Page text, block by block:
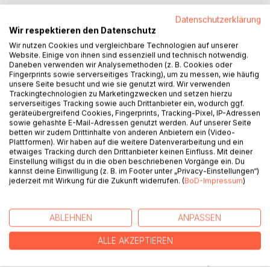
Irland um 1850. Victoria (Vicky) Westlake lebt mit ihrer
Familie in relativer Armut in dem kleinen irischen Dort
O'Learys Lake. Bis Vicky eines Tages das Rennpferd "Red
Goldspur" erbt. Der junge, schwer misshandelte Hengst
fasst rasch Vertrauen zu ihr und dem Rennpferdetrainer
John Kelly, der auch Vickys heimlicher Schwarm ist. Er
gewinnt Rennen um Rennen und wird zum gefeierten "Big
Red".
Aber es gibt auch Menschen, die den Kellys Böses wollen
und schon bald müssen Vicky und "Big Red" ihren ganzen
Mut im "Rennen des Jahrhunderts" beweisen.
Und das gegen einen nahezu unschlagbaren Gegner: Big
Wird es Vicky gelingen, John Kelly und seine Familie vor
dem Untergang zu bewahren und ihre große Liebe zu
retten?
Datenschutzerklärung
Wir respektieren den Datenschutz
Wir nutzen Cookies und vergleichbare Technologien auf unserer
Website. Einige von ihnen sind essenziell und technisch notwendig.
Daneben verwenden wir Analysemethoden (z. B. Cookies oder
Fingerprints sowie serverseitiges Tracking), um zu messen, wie häufig
unsere Seite besucht und wie sie genutzt wird. Wir verwenden
Trackingtechnologien zu Marketingzwecken und setzen hierzu
serverseitiges Tracking sowie auch Drittanbieter ein, wodurch ggf.
geräteübergreifend Cookies, Fingerprints, Tracking-Pixel, IP-Adressen
sowie gehashte E-Mail-Adressen genutzt werden. Auf unserer Seite
betten wir zudem Drittinhalte von anderen Anbietern ein (Video-
Plattformen). Wir haben auf die weitere Datenverarbeitung und ein
etwaiges Tracking durch den Drittanbieter keinen Einfluss. Mit deiner
Einstellung willigst du in die oben beschriebenen Vorgänge ein. Du
kannst deine Einwilligung (z. B. im Footer unter „Privacy-Einstellungen“)
jederzeit mit Wirkung für die Zukunft widerrufen. (BoD-Impressum)
ABLEHNEN ANPASSEN
ALLE AKZEPTIEREN